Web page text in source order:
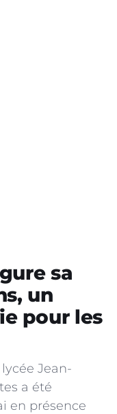
sa
un
pour les
Jean-
a été
en présence